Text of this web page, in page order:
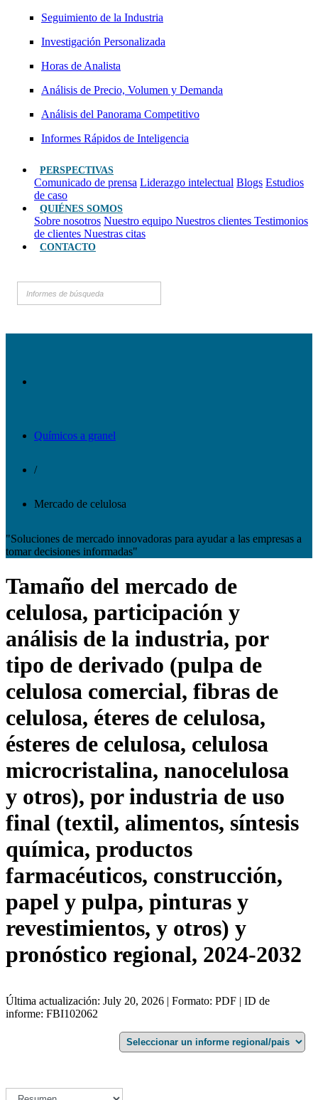
Seguimiento de la Industria
Investigación Personalizada
Horas de Analista
Análisis de Precio, Volumen y Demanda
Análisis del Panorama Competitivo
Informes Rápidos de Inteligencia
PERSPECTIVAS
Comunicado de prensa Liderazgo intelectual Blogs Estudios
de caso
QUIÉNES SOMOS
Sobre nosotros Nuestro equipo Nuestros clientes Testimonios
de clientes Nuestras citas
CONTACTO
Químicos a granel
/
Mercado de celulosa
"Soluciones de mercado innovadoras para ayudar a las empresas a
tomar decisiones informadas"
Tamaño del mercado de
celulosa, participación y
análisis de la industria, por
tipo de derivado (pulpa de
celulosa comercial, fibras de
celulosa, éteres de celulosa,
ésteres de celulosa, celulosa
microcristalina, nanocelulosa
y otros), por industria de uso
final (textil, alimentos, síntesis
química, productos
farmacéuticos, construcción,
papel y pulpa, pinturas y
revestimientos, y otros) y
pronóstico regional, 2024-2032
Última actualización: July 20, 2026 | Formato: PDF | ID de
informe: FBI102062